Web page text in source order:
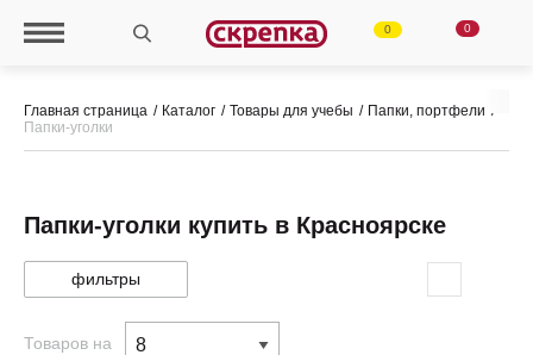
0 0
Главная страница Каталог Товары для учебы
Папки, портфели
Папки-уголки
Папки-уголки купить в Красноярске
фильтры
Товаров на